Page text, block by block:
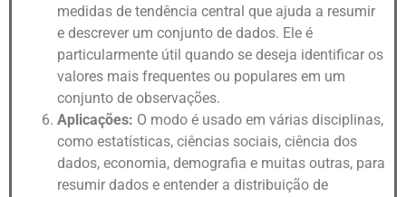
medidas de tendência central que ajuda a resumir
e descrever um conjunto de dados. Ele é
particularmente útil quando se deseja identificar os
valores mais frequentes ou populares em um
conjunto de observações.
Aplicações: O modo é usado em várias disciplinas,
como estatísticas, ciências sociais, ciência dos
dados, economia, demografia e muitas outras, para
resumir dados e entender a distribuição de